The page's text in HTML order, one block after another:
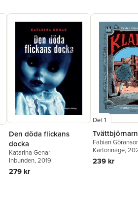
Den döda flickans
docka
Katarina Genar
Inbunden, 2019
279 kr
Del 1
Fabian
Kartonnage,
239 kr